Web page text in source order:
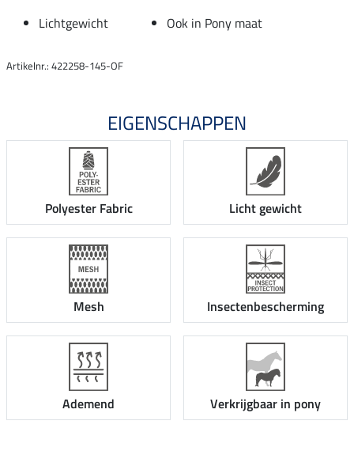
Lichtgewicht
Ook in Pony maat
Artikelnr.: 422258-145-OF
EIGENSCHAPPEN
Polyester Fabric Licht gewicht
Mesh Insectenbescherming
Ademend Verkrijgbaar in pony